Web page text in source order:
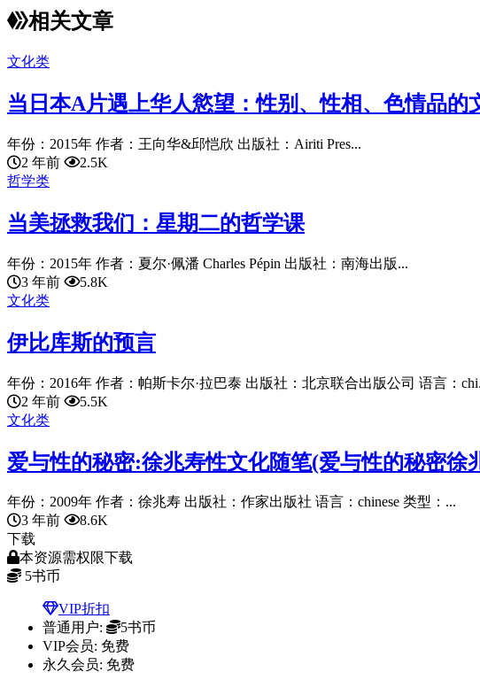
相关文章
文化类
当日本A片遇上华人慾望：性别、性相、色情品的
年份：2015年 作者：王向华&邱恺欣 出版社：Airiti Pres...
2 年前
2.5K
哲学类
当美拯救我们：星期二的哲学课
年份：2015年 作者：夏尔·佩潘 Charles Pépin 出版社：南海出版...
3 年前
5.8K
文化类
伊比库斯的预言
年份：2016年 作者：帕斯卡尔·拉巴泰 出版社：北京联合出版公司 语言：
2 年前
5.5K
文化类
爱与性的秘密:徐兆寿性文化随笔(爱与性的秘密徐
年份：2009年 作者：徐兆寿 出版社：作家出版社 语言：chinese 类型：...
3 年前
8.6K
下载
本资源需权限下载
5书币
VIP折扣
普通用户:
5书币
VIP会员: 免费
永久会员: 免费